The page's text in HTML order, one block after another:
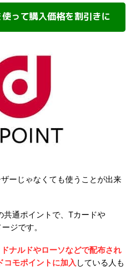
って購入価格を割引きに
ーじゃなくても使うことが出来
共通ポイントで、Tカードや
ジです。
ナルドやローソなどで配布され
コモポイントに加入 している人も